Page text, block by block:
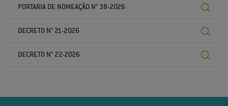
PORTARIA DE NOMEAÇÃO N° 38-2026
DECRETO N° 21-2026
DECRETO N° 22-2026